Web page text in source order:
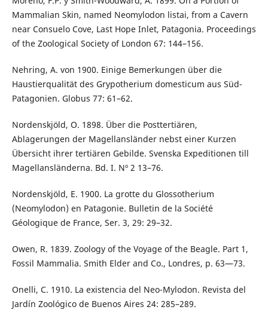
Mammalian Skin, named Neomylodon listai, from a Cavern
near Consuelo Cove, Last Hope Inlet, Patagonia. Proceedings
of the Zoological Society of London 67: 144–156.
Nehring, A. von 1900. Einige Bemerkungen über die
Haustierqualität des Grypotherium domesticum aus Süd-
Patagonien. Globus 77: 61–62.
Nordenskjöld, O. 1898. Über die Posttertiären,
Ablagerungen der Magellansländer nebst einer Kurzen
Übersicht ihrer tertiären Gebilde. Svenska Expeditionen till
Magellansländerna. Bd. I. Nº 2 13–76.
Nordenskjöld, E. 1900. La grotte du Glossotherium
(Neomylodon) en Patagonie. Bulletin de la Société
Géologique de France, Ser. 3, 29: 29–32.
Owen, R. 1839. Zoology of the Voyage of the Beagle. Part 1,
Fossil Mammalia. Smith Elder and Co., Londres, p. 63—73.
Onelli, C. 1910. La existencia del Neo-Mylodon. Revista del
Jardín Zoológico de Buenos Aires 24: 285–289.